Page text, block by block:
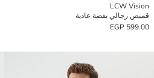
LCW Vision
قميص رجالي بقصة عادية
599.00 EGP